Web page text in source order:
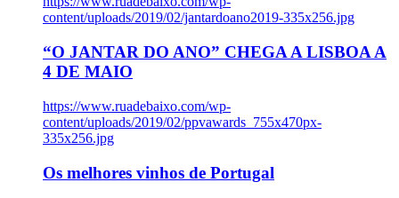
content/uploads/2019/02/jantardoano2019-335x256.jpg
“O JANTAR DO ANO” CHEGA A LISBOA A
4 DE MAIO
https://www.ruadebaixo.com/wp-
content/uploads/2019/02/ppvawards_755x470px-
335x256.jpg
Os melhores vinhos de Portugal